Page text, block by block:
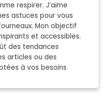
respirer. J’aime
astuces pour vous
Mon objectif
et accessibles.
des tendances
articles ou des
à vos besoins